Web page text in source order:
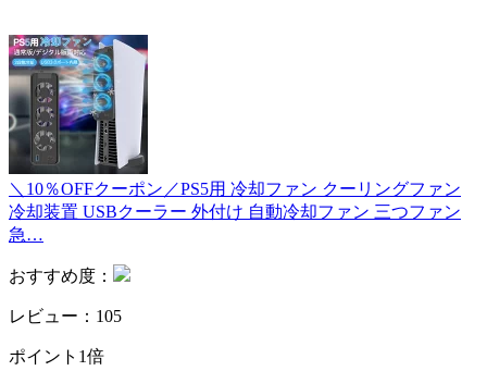
＼10％OFFクーポン／PS5用 冷却ファン クーリングファン
冷却装置 USBクーラー 外付け 自動冷却ファン 三つファン
急…
おすすめ度：
レビュー：105
ポイント1倍